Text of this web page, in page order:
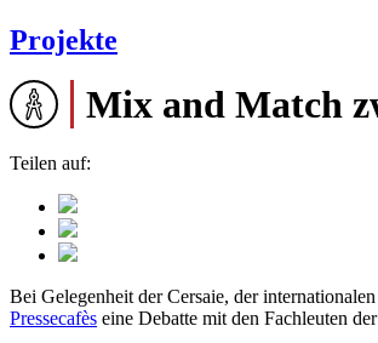
Projekte
Mix and Match
Teilen auf:
Bei Gelegenheit der Cersaie, der
Pressecafès eine Debatte mit den Fachleuten